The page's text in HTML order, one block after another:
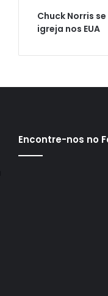
Chuck Norris
igreja nos EUA
Encontre-nos no